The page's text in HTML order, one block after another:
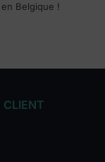
Belgique !
CLIENT